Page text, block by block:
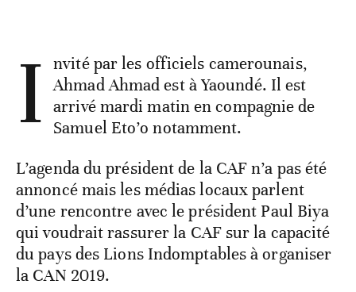
I nvité par les officiels camerounais,
Ahmad Ahmad est à Yaoundé. Il est
arrivé mardi matin en compagnie de
Samuel Eto’o notamment.
L’agenda du président de la CAF n’a pas été
annoncé mais les médias locaux parlent
d’une rencontre avec le président Paul Biya
qui voudrait rassurer la CAF sur la capacité
du pays des Lions Indomptables à organiser
la CAN 2019.